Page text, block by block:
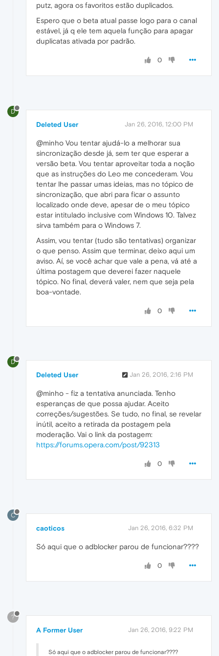
putz, agora os favoritos estão duplicados.
Espero que o beta atual passe logo para o canal
estável, já q ele tem aquela função para apagar
duplicatas ativada por padrão.
0
D
Deleted User Jan 26, 2016, 12:00 PM
@minho Vou tentar ajudá-lo a melhorar sua
sincronização desde já, sem ter que esperar a
versão beta. Vou tentar aproveitar toda a noção
que as instruções do Leo me concederam. Vou
tentar lhe passar umas ideias, mas no tópico de
sincronização, que abri para ficar o assunto
localizado onde deve, apesar de o meu tópico
estar intitulado inclusive com Windows 10. Talvez
sirva também para o Windows 7.
Assim, vou tentar (tudo são tentativas) organizar
o que penso. Assim que terminar, deixo aqui um
aviso. Aí, se você achar que vale a pena, vá até a
última postagem que deverei fazer naquele
tópico. No final, deverá valer, nem que seja pela
boa-vontade.
0
D
Deleted User Jan 26, 2016, 2:16 PM
@minho - fiz a tentativa anunciada. Tenho
esperanças de que possa ajudar. Aceito
correções/sugestões. Se tudo, no final, se revelar
inútil, aceito a retirada da postagem pela
moderação. Vai o link da postagem:
https://forums.opera.com/post/92313
0
C
caoticos Jan 26, 2016, 6:32 PM
Só aqui que o adblocker parou de funcionar????
0
?
A Former User Jan 26, 2016, 9:22 PM
Só aqui que o adblocker parou de funcionar????